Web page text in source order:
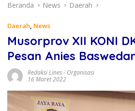
Beranda News Daerah
Daerah, News
Musorprov XII KONI
Pesan Anies
Redaksi Lines- Organisasi
16 Maret 2022